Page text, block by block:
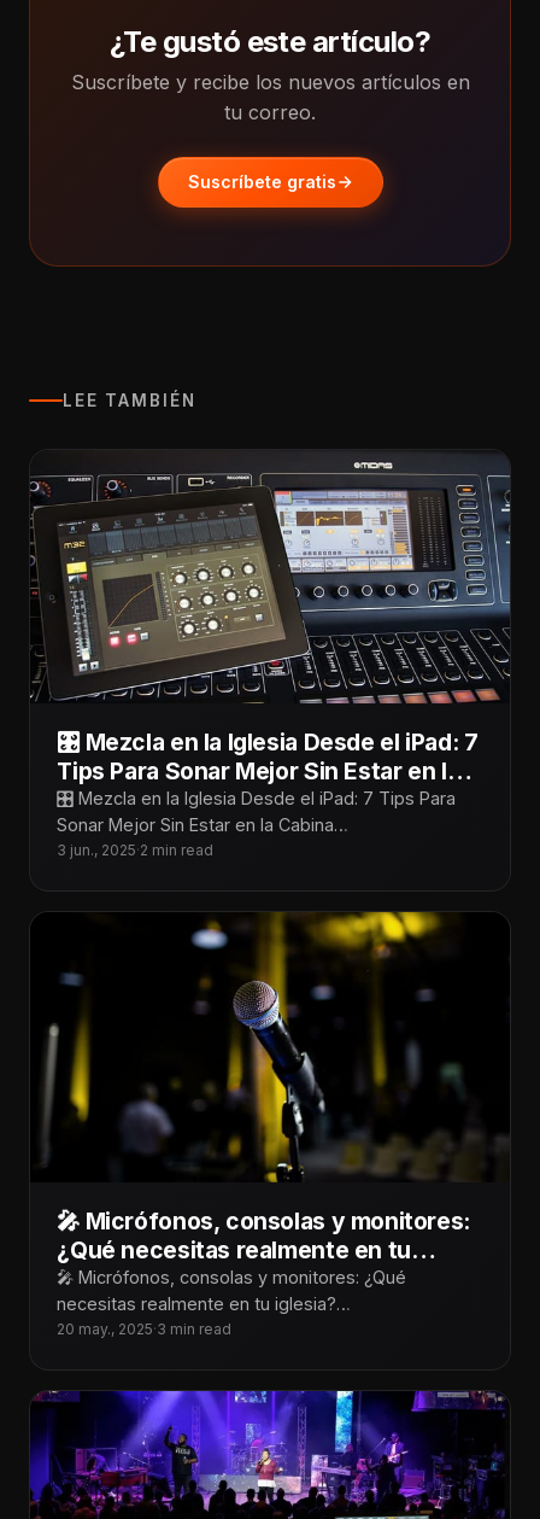
¿Te gustó este artículo?
Suscríbete y recibe los nuevos artículos en
tu correo.
Suscríbete gratis
LEE TAMBIÉN
🎛️ Mezcla en la Iglesia Desde el iPad: 7
Tips Para Sonar Mejor Sin Estar en la
Cabina
🎛️ Mezcla en la Iglesia Desde el iPad: 7 Tips Para
Sonar Mejor Sin Estar en la Cabina
¡Tecnoiglesiólogos! Mezclar desde
3 jun., 2025·2 min read
🎤 Micrófonos, consolas y monitores:
¿Qué necesitas realmente en tu
iglesia?
🎤 Micrófonos, consolas y monitores: ¿Qué
necesitas realmente en tu iglesia?
¡Tecnoiglesiólogos! Cuando hablamos de audio para
20 may., 2025·3 min read